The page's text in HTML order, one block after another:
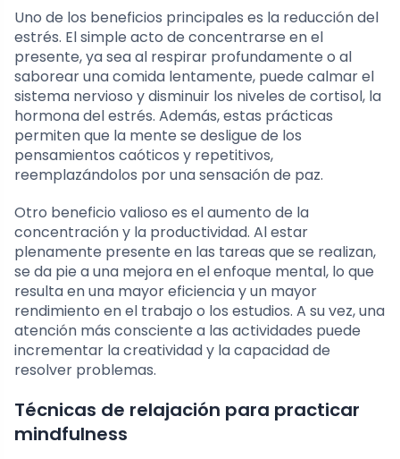
Uno de los beneficios principales es la reducción del
estrés. El simple acto de concentrarse en el
presente, ya sea al respirar profundamente o al
saborear una comida lentamente, puede calmar el
sistema nervioso y disminuir los niveles de cortisol, la
hormona del estrés. Además, estas prácticas
permiten que la mente se desligue de los
pensamientos caóticos y repetitivos,
reemplazándolos por una sensación de paz.
Otro beneficio valioso es el aumento de la
concentración y la productividad. Al estar
plenamente presente en las tareas que se realizan,
se da pie a una mejora en el enfoque mental, lo que
resulta en una mayor eficiencia y un mayor
rendimiento en el trabajo o los estudios. A su vez, una
atención más consciente a las actividades puede
incrementar la creatividad y la capacidad de
resolver problemas.
Técnicas de relajación para practicar
mindfulness